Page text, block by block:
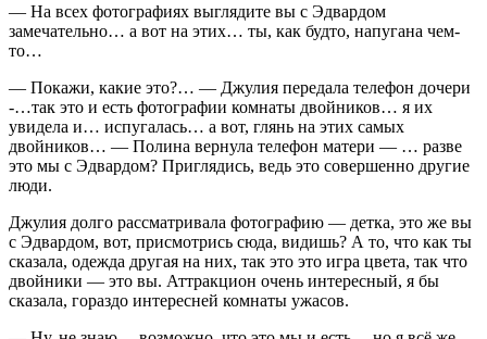
— На всех фотографиях выглядите вы с Эдвардом
замечательно… а вот на этих… ты, как будто, напугана чем-
то…
— Покажи, какие это?… — Джулия передала телефон дочери
-…так это и есть фотографии комнаты двойников… я их
увидела и… испугалась… а вот, глянь на этих самых
двойников… — Полина вернула телефон матери — … разве
это мы с Эдвардом? Приглядись, ведь это совершенно другие
люди.
Джулия долго рассматривала фотографию — детка, это же вы
с Эдвардом, вот, присмотрись сюда, видишь? А то, что как ты
сказала, одежда другая на них, так это это игра цвета, так что
двойники — это вы. Аттракцион очень интересный, я бы
сказала, гораздо интересней комнаты ужасов.